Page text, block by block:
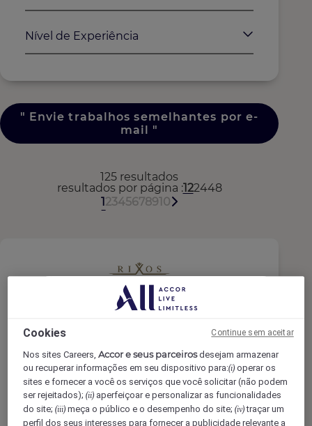
Nível de Experiência
" Envie trabalhos semelhantes por e-
mail "
125 resultados
12345678910
resultados por página 122448
Rixos Bab Al Bahr, Ras Al-Khaimah,
United Arab Emirates
Integral
Cookies
Nos sites Careers,Accor e seus parceirosdesejam armazenar
ou recuperar informações em seu dispositivo para:(i) operar os
sites e fornecer a você os serviços que você solicitar (não podem
ser rejeitados);(ii) aperfeiçoar e personalizar as funcionalidades
do site;(iii) meça o público e o desempenho do site;(iv)traçar um
perfil dos seus interesses para fornecer a publicidade relevante a
Continue sem aceitar